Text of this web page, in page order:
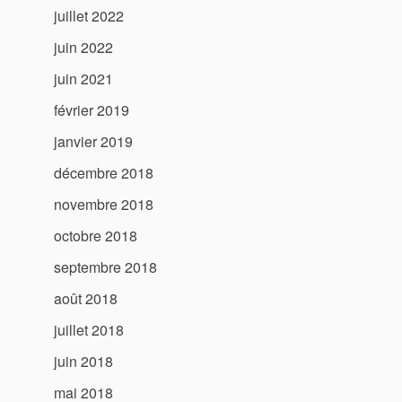
juillet 2022
juin 2022
juin 2021
février 2019
janvier 2019
décembre 2018
novembre 2018
octobre 2018
septembre 2018
août 2018
juillet 2018
juin 2018
mai 2018